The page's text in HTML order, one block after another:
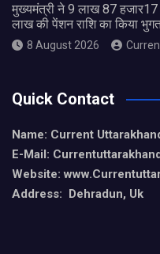
मुख्यमंत्री ने 9 लाख 87 हजार17
लाख की पेंशन राशि का किया
8 August 2026
Quick Contact
Name: Current
E-Mail:
Website:
Address: Dehradun, Uk